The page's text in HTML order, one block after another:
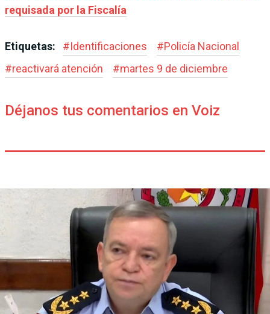
requisada por la Fiscalía
Etiquetas: #Identificaciones #Policía Nacional
#reactivará atención #martes 9 de diciembre
Déjanos tus comentarios en Voiz